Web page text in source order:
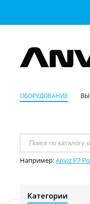
ОБОРУДОВАНИЕ
Например:Anviz P7
Категории